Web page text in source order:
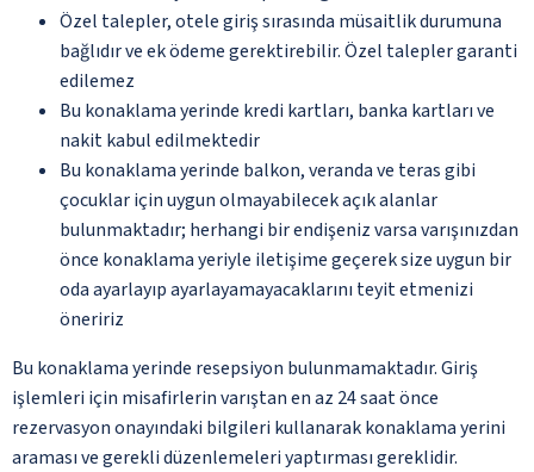
Özel talepler, otele giriş sırasında müsaitlik durumuna
bağlıdır ve ek ödeme gerektirebilir. Özel talepler garanti
edilemez
Bu konaklama yerinde kredi kartları, banka kartları ve
nakit kabul edilmektedir
Bu konaklama yerinde balkon, veranda ve teras gibi
çocuklar için uygun olmayabilecek açık alanlar
bulunmaktadır; herhangi bir endişeniz varsa varışınızdan
önce konaklama yeriyle iletişime geçerek size uygun bir
oda ayarlayıp ayarlayamayacaklarını teyit etmenizi
öneririz
Bu konaklama yerinde resepsiyon bulunmamaktadır. Giriş
işlemleri için misafirlerin varıştan en az 24 saat önce
rezervasyon onayındaki bilgileri kullanarak konaklama yerini
araması ve gerekli düzenlemeleri yaptırması gereklidir.